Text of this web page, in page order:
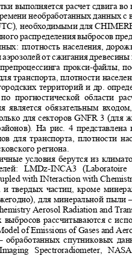
выполняется расчет сдвига
необработанных данных
необходимыми для
распределения выбросов
плотность населения,
от сжигания
прокси-файлы,
транспорта, плотности
территорий и др.
прогностической области
является обязательным
для секторов GNFR 3
На рис. 4
для транспорта, плотности
региона.
условия берутся из
LMDz-INCA3
with INteraction with
и твердых частиц, кроме
для минеральной пыли
Aerosol Radiation and
выбросов рассчитываются с
of Emissions of Gases and
обработанных спутниковых
Spectroradiometer, NASA